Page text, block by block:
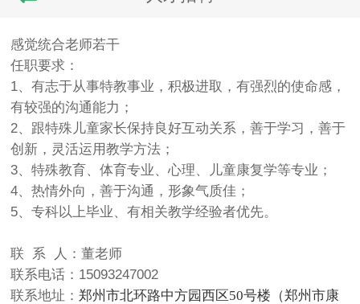
感觉统合老师若干
任职要求：
1、有志于从事特教事业，积极进取，有强烈的使命感，
有较强的沟通能力；
2、跟特殊儿童家长保持良好互动关系，善于学习，善于
创新，灵活运用教学方法；
3、特殊教育、体育专业、心理、儿童康复学等专业；
4、热情外向，善于沟通，形象气质佳；
5、专科以上毕业、有相关教学经验者优先。
联 系 人：董老师
联系电话：15093247002
联系地址：郑州市北环路中方园西区50号楼（郑州市康